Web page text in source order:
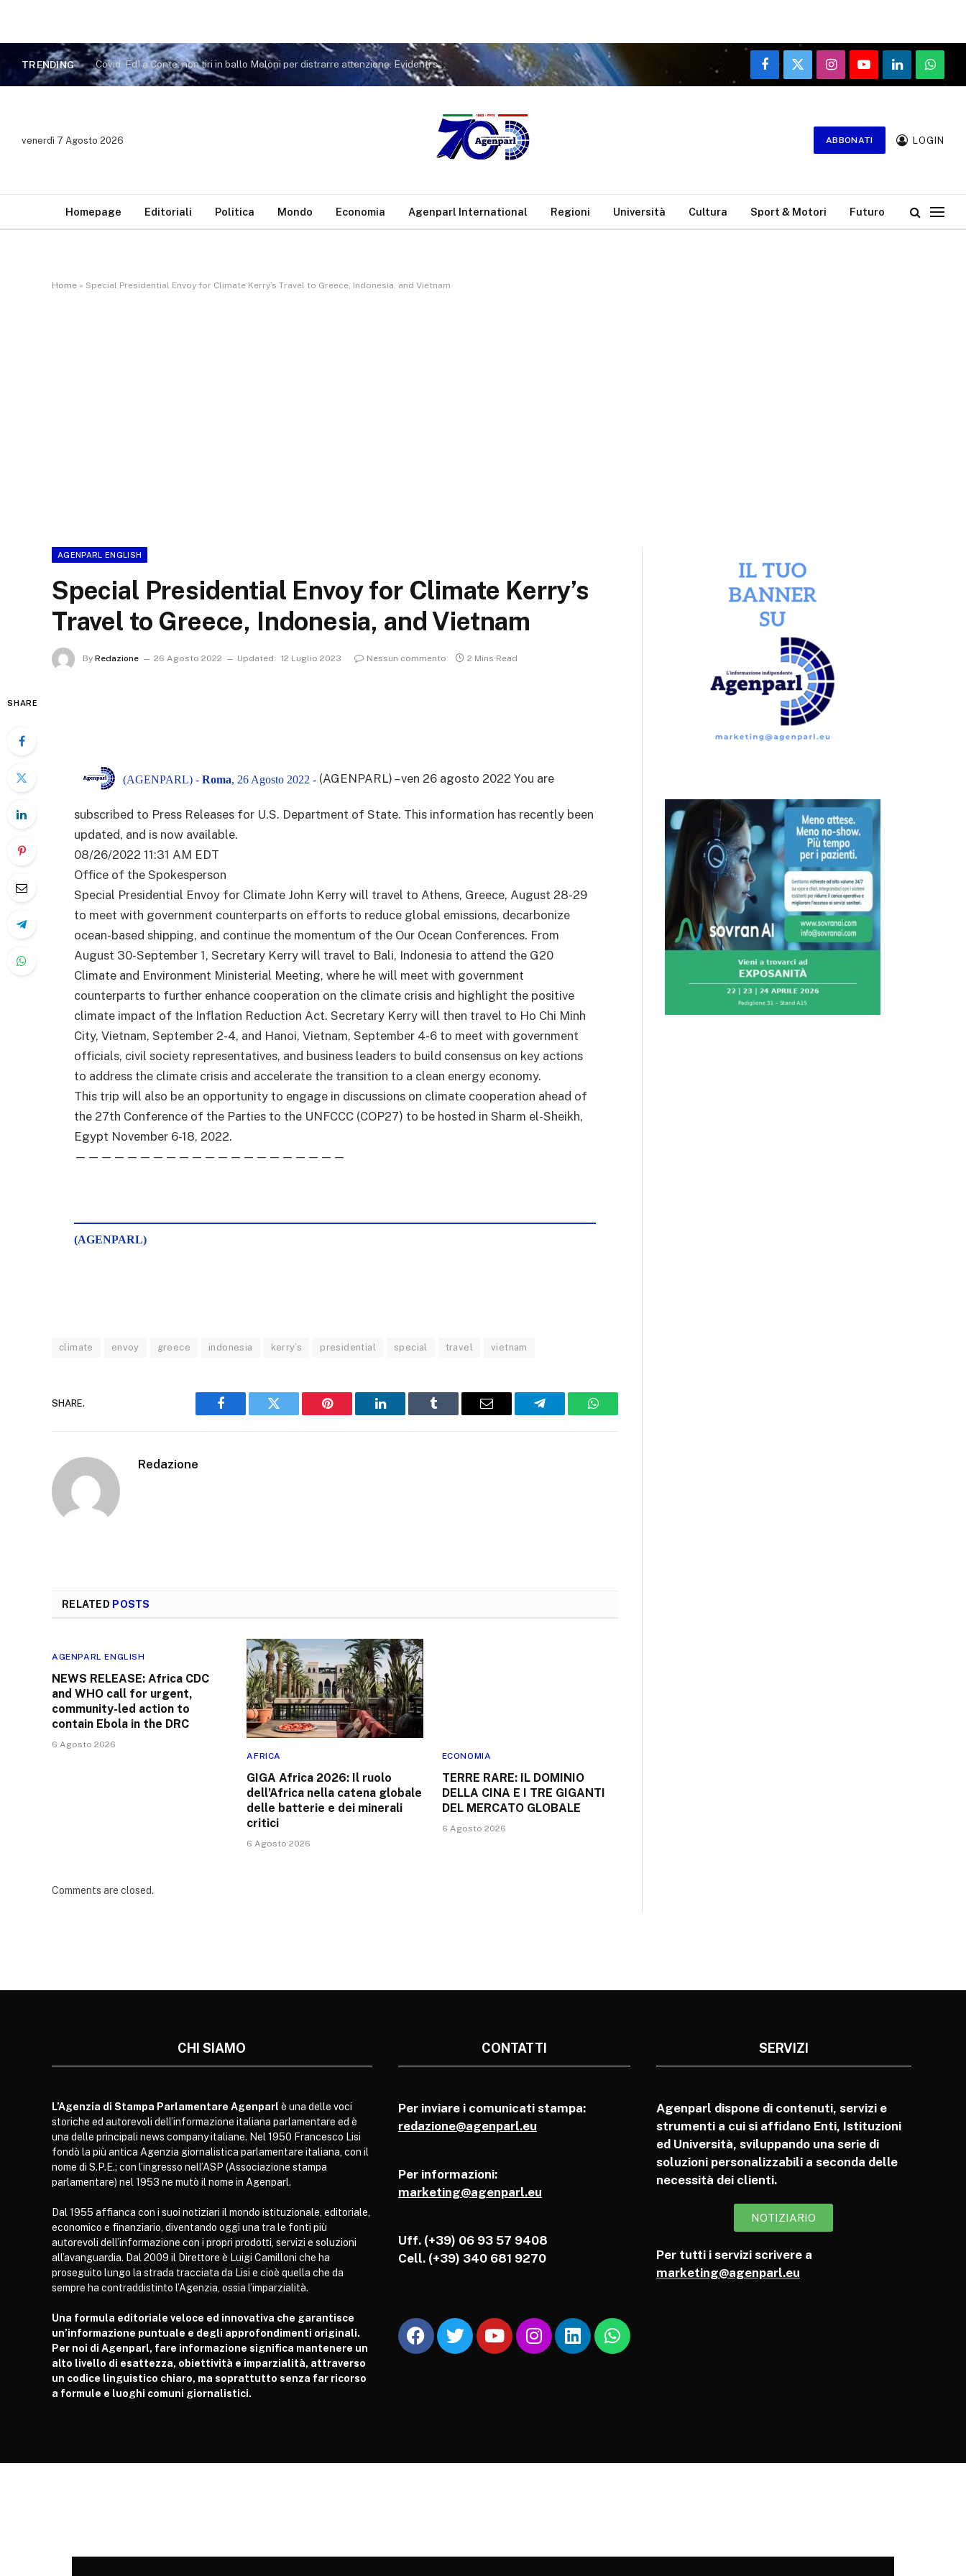
TRENDING Covid. FdI a Conte: non tiri in ballo Meloni per distrarre attenzione. Evidenti sue responsabilità nella gestione pandemia
Facebook
X
(Twitter)
InstagramYouTubeLinkedIn
venerdì 7 Agosto 2026 ABBONATI LOGIN
Homepage Editoriali Politica Mondo Economia Agenparl International Regioni Università Cultura Sport & Motori Futuro
Home » Special Presidential Envoy for Climate Kerry’s Travel to Greece, Indonesia, and Vietnam
AGENPARL ENGLISH
Special Presidential Envoy for Climate Kerry’s
Travel to Greece, Indonesia, and Vietnam
By Redazione 26 Agosto 2022 Updated: 12 Luglio 2023 Nessun commento 2 Mins Read
SHARE
(AGENPARL) - Roma, 26 Agosto 2022 - (AGENPARL) – ven 26 agosto 2022 You are
subscribed to Press Releases for U.S. Department of State. This information has recently been
updated, and is now available.
08/26/2022 11:31 AM EDT
Office of the Spokesperson
Special Presidential Envoy for Climate John Kerry will travel to Athens, Greece, August 28-29
to meet with government counterparts on efforts to reduce global emissions, decarbonize
ocean-based shipping, and continue the momentum of the Our Ocean Conferences. From
August 30-September 1, Secretary Kerry will travel to Bali, Indonesia to attend the G20
Climate and Environment Ministerial Meeting, where he will meet with government
counterparts to further enhance cooperation on the climate crisis and highlight the positive
climate impact of the Inflation Reduction Act. Secretary Kerry will then travel to Ho Chi Minh
City, Vietnam, September 2-4, and Hanoi, Vietnam, September 4-6 to meet with government
officials, civil society representatives, and business leaders to build consensus on key actions
to address the climate crisis and accelerate the transition to a clean energy economy.
This trip will also be an opportunity to engage in discussions on climate cooperation ahead of
the 27th Conference of the Parties to the UNFCCC (COP27) to be hosted in Sharm el-Sheikh,
Egypt November 6-18, 2022.
—————————————————————
(AGENPARL)
climate envoy greece indonesia kerry’s presidential special travel vietnam
SHARE.
Facebook Twitter Pinterest LinkedIn Tumblr Email Telegram WhatsApp
Redazione
RELATED POSTS
AGENPARL ENGLISH
NEWS RELEASE: Africa CDC
and WHO call for urgent,
community-led action to
contain Ebola in the DRC
6 Agosto 2026
AFRICA
GIGA Africa 2026: Il ruolo
dell’Africa nella catena globale
delle batterie e dei minerali
critici
6 Agosto 2026
ECONOMIA
TERRE RARE: IL DOMINIO
DELLA CINA E I TRE GIGANTI
DEL MERCATO GLOBALE
6 Agosto 2026
Comments are closed.
CHI SIAMO
L’Agenzia di Stampa Parlamentare Agenparl è una delle voci
storiche ed autorevoli dell’informazione italiana parlamentare ed è
una delle principali news company italiane. Nel 1950 Francesco Lisi
fondò la più antica Agenzia giornalistica parlamentare italiana, con il
nome di S.P.E.; con l’ingresso nell’ASP (Associazione stampa
parlamentare) nel 1953 ne mutò il nome in Agenparl.
Dal 1955 affianca con i suoi notiziari il mondo istituzionale, editoriale,
economico e finanziario, diventando oggi una tra le fonti più
autorevoli dell’informazione con i propri prodotti, servizi e soluzioni
all’avanguardia. Dal 2009 il Direttore è Luigi Camilloni che ha
proseguito lungo la strada tracciata da Lisi e cioè quella che da
sempre ha contraddistinto l’Agenzia, ossia l’imparzialità.
Una formula editoriale veloce ed innovativa che garantisce
un’informazione puntuale e degli approfondimenti originali.
Per noi di Agenparl, fare informazione significa mantenere un
alto livello di esattezza, obiettività e imparzialità, attraverso
un codice linguistico chiaro, ma soprattutto senza far ricorso
a formule e luoghi comuni giornalistici.
CONTATTI
Per inviare i comunicati stampa:
redazione@agenparl.eu
Per informazioni:
marketing@agenparl.eu
Uff. (+39) 06 93 57 9408
Cell. (+39) 340 681 9270
SERVIZI
Agenparl dispone di contenuti, servizi e
strumenti a cui si affidano Enti, Istituzioni
ed Università, sviluppando una serie di
soluzioni personalizzabili a seconda delle
necessità dei clienti.
NOTIZIARIO
Per tutti i servizi scrivere a
marketing@agenparl.eu